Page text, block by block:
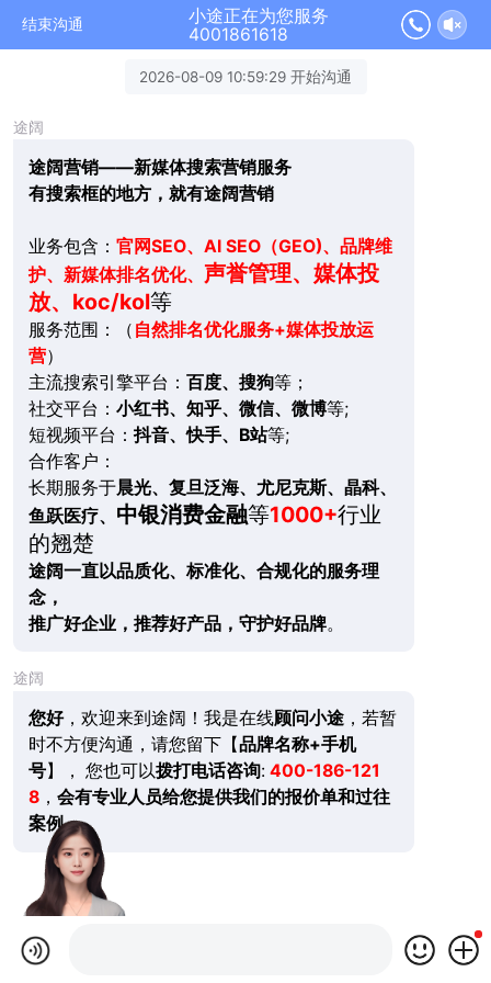
结束沟通
小途正在为您服务
4001861618
2026-08-09 10:59:29 开始沟通
途阔
途阔营销——新媒体搜索营销服务
有搜索框的地方，就有途阔营销
业务包含： 官网SEO、AI SEO（GEO)、品牌维
护、新媒体排名优化、 声誉管理、媒体投
放、koc/kol等
服务范围：（ 自然排名优化服务+媒体投放运
营）
主流搜索引擎平台： 百度、搜狗等；
社交平台： 小红书、知乎、微信、微博等;
短视频平台：抖音、快手、B站等;
合作客户：
长期服务于晨光、复旦泛海、尤尼克斯、晶科、
鱼跃医疗、 中银消费金融等1000+行业
的翘楚
途阔一直以品质化、标准化、合规化的服务理
念，
推广好企业，推荐好产品，守护好品牌。
途阔
您好，欢迎来到途阔！我是在线顾问小途，若暂
时不方便沟通，请您留下【品牌名称+手机
号】， 您也可以拨打电话咨询: 400-186-121
8， 会有专业人员给您提供我们的报价单和过往
案例。